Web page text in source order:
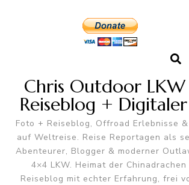
Chris Outdoor
Reiseblog +
Foto + Reiseblog, Offroad Erlebnisse
auf Weltreise. Reise Reportagen als
Abenteurer, Blogger & moderner
4×4 LKW. Heimat der
Reiseblog mit echter Erfahrung, frei